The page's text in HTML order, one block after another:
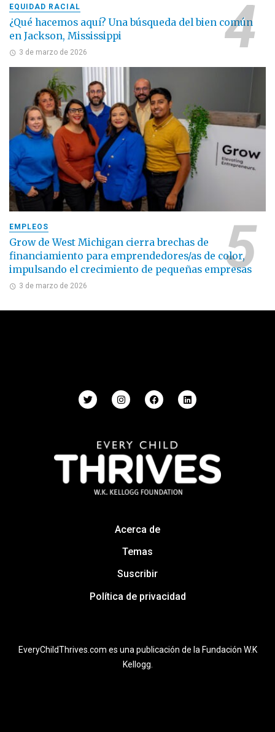
EQUIDAD RACIAL
¿Qué hacemos aquí? Una búsqueda del bien común
en Jackson, Mississippi
3 de marzo de 2026
EMPLEOS
Grow de West Michigan cierra brechas de
financiamiento para emprendedores/as de color,
impulsando el crecimiento de pequeñas empresas
3 de marzo de 2026
Acerca de
Temas
Suscribir
Política de privacidad
EveryChildThrives.com es una publicación de la Fundación W.K
Kellogg.